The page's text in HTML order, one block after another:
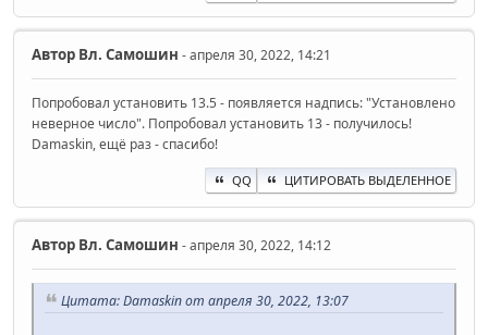
Автор Вл. Самошин - апреля 30, 2022, 14:21
Попробовал установить 13.5 - появляется надпись: "Установлено
неверное число". Попробовал установить 13 - получилось!
Damaskin, ещё раз - спасибо!
QQ ЦИТИРОВАТЬ ВЫДЕЛЕННОЕ
Автор Вл. Самошин - апреля 30, 2022, 14:12
Цитата: Damaskin от апреля 30, 2022, 13:07